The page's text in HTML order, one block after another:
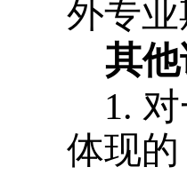
外专
其他
1.
体现